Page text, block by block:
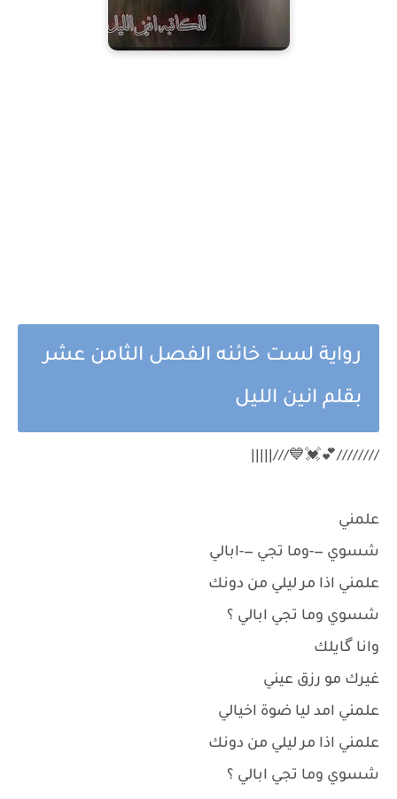
رواية لست خائنه الفصل الثامن عشر
بقلم انين الليل
////////💕💓💙///|||||
علمني
شسوي —-وما تجي —-ابالي
علمني اذا مر ليلي من دونك
شسوي وما تجي ابالي ؟
وانا گايلك
غيرك مو رزق عيني
علمني امد ليا ضوة اخيالي
علمني اذا مر ليلي من دونك
شسوي وما تجي ابالي ؟